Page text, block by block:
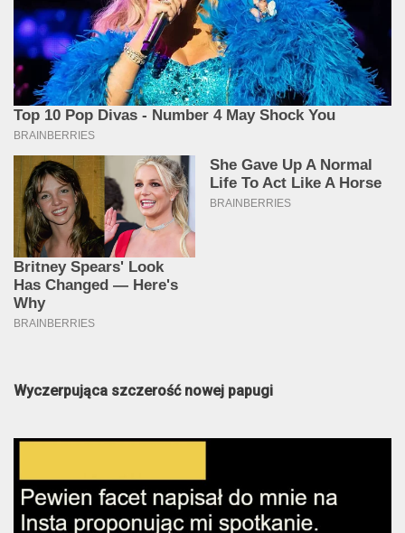
Wyczerpująca szczerość nowej papugi